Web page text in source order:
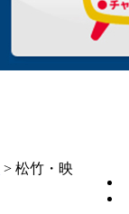
> 松竹・映